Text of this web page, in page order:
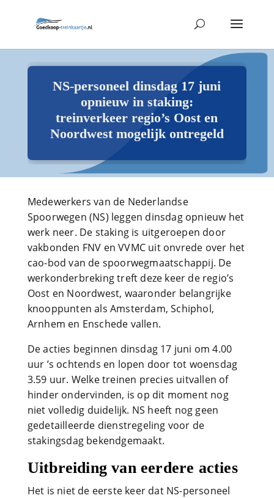
NS-personeel dinsdag 17 juni
opnieuw in staking:
treinverkeer regio’s Oost en
Noordwest mogelijk ontregeld
Medewerkers van de Nederlandse
Spoorwegen (NS) leggen dinsdag opnieuw het
werk neer. De staking is uitgeroepen door
vakbonden FNV en VVMC uit onvrede over het
cao-bod van de spoorwegmaatschappij. De
werkonderbreking treft deze keer de regio’s
Oost en Noordwest, waaronder belangrijke
knooppunten als Amsterdam, Schiphol,
Arnhem en Enschede vallen.
De acties beginnen dinsdag 17 juni om 4.00
uur ’s ochtends en lopen door tot woensdag
3.59 uur. Welke treinen precies uitvallen of
hinder ondervinden, is op dit moment nog
niet volledig duidelijk. NS heeft nog geen
gedetailleerde dienstregeling voor de
stakingsdag bekendgemaakt.
Uitbreiding van eerdere acties
Het is niet de eerste keer dat NS-personeel